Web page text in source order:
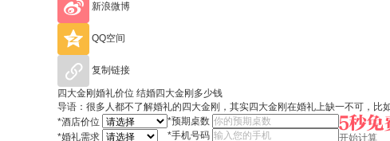
新浪微博
QQ空间
复制链接
四大金刚婚礼价位 结婚四大金刚多少钱
导语：很多人都不了解婚礼的四大金刚，其实四大金刚在婚礼上缺一不可，
*酒店价位
*婚礼需求
*预期桌数
*手机号码
开始计算